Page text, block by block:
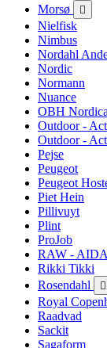
Morsø

Nielfisk
Nimbus
Nordahl
Nordic
Normann
Nuance
OBH Nordica
Outdoor -
Outdoor -
Pejse
Peugeot
Peugeot
Piet Hein
Pillivuyt
Plint
ProJob
RAW - AIDA
Rikki Tikki
Rosendahl

Royal
Raadvad
Sackit
Sagaform